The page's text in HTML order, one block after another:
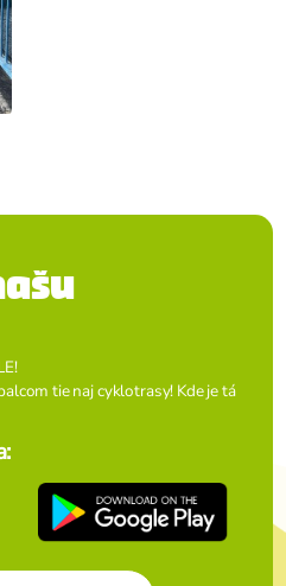
tie naj cyklotrasy! Kde je tá